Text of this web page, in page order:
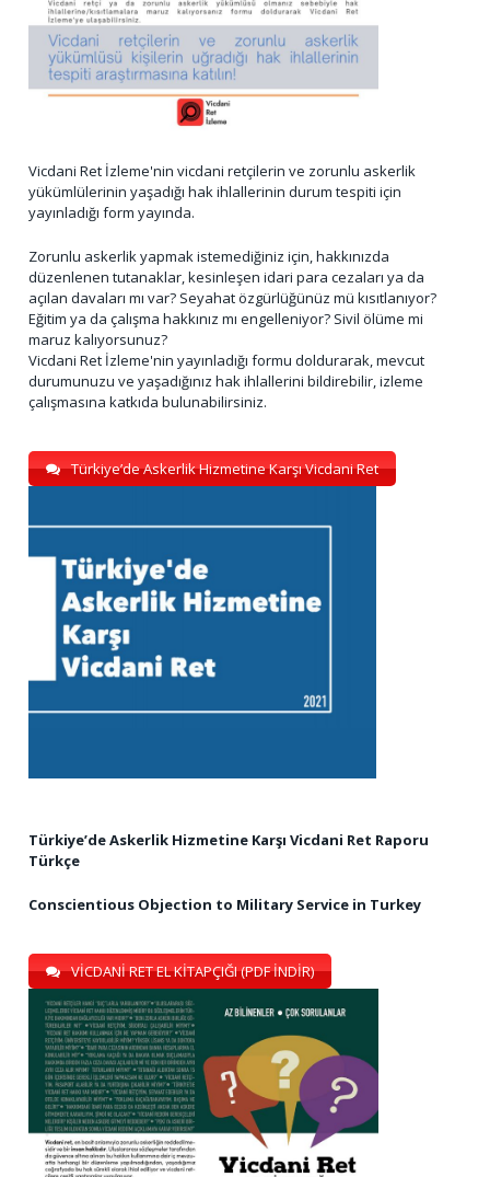
Vicdani Ret İzleme'nin vicdani retçilerin ve zorunlu askerlik
yükümlülerinin yaşadığı hak ihlallerinin durum tespiti için
yayınladığı form yayında.
Zorunlu askerlik yapmak istemediğiniz için, hakkınızda
düzenlenen tutanaklar, kesinleşen idari para cezaları ya da
açılan davaları mı var? Seyahat özgürlüğünüz mü kısıtlanıyor?
Eğitim ya da çalışma hakkınız mı engelleniyor? Sivil ölüme mi
maruz kalıyorsunuz?
Vicdani Ret İzleme'nin yayınladığı formu doldurarak, mevcut
durumunuzu ve yaşadığınız hak ihlallerini bildirebilir, izleme
çalışmasına katkıda bulunabilirsiniz.
Türkiye’de Askerlik Hizmetine Karşı Vicdani Ret
Türkiye’de Askerlik Hizmetine Karşı Vicdani Ret Raporu
Türkçe
Conscientious Objection to Military Service in Turkey
VİCDANİ RET EL KİTAPÇIĞI (PDF İNDİR)